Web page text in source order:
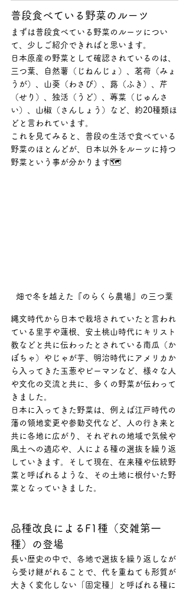
普段食べている野菜のルーツ
まずは普段食べている野菜のルーツについ
て、少しご紹介できればと思います。
日本原産の野菜として確認されているのは、
三つ葉、自然薯（じねんじょ）、茗荷（みょ
うが）、山葵（わさび）、蕗（ふき）、芹
（せり）、独活（うど）、蓴菜（じゅんさ
い）、山椒（さんしょう）など、約20種類ほ
どと言われています。
これを見てみると、普段の生活で食べている
野菜のほとんどが、日本以外をルーツに持つ
野菜という事が分かります🗺️
畑で冬を越えた『のらくら農場』の三つ葉
縄文時代から日本で栽培されていたと言われ
ている里芋や蓮根、安土桃山時代にキリスト
教などと共に伝わったとされている南瓜（か
ぼちゃ）やじゃが芋、明治時代にアメリカか
ら入ってきた玉葱やピーマンなど、様々な人
や文化の交流と共に、多くの野菜が伝わって
きました。
日本に入ってきた野菜は、例えば江戸時代の
藩の領地変更や参勤交代など、人の行き来と
共に各地に広がり、それぞれの地域で気候や
風土への適応や、人による種の選抜を繰り返
していきます。そして現在、在来種や伝統野
菜と呼ばれるような、その土地に根付いた野
菜となっていきました。
品種改良によるF1種（交雑第一
種）の登場
長い歴史の中で、各地で選抜を繰り返しなが
ら受け継がれることで、代を重ねても形質が
大きく変化しない「固定種」と呼ばれる種に